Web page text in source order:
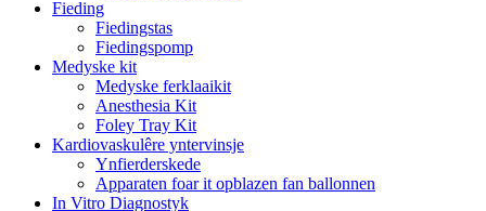
Fieding
Fiedingstas
Fiedingspomp
Medyske kit
Medyske ferklaaikit
Anesthesia Kit
Foley Tray Kit
Kardiovaskulêre yntervinsje
Ynfierderskede
Apparaten foar it opblazen fan ballonnen
In Vitro Diagnostyk